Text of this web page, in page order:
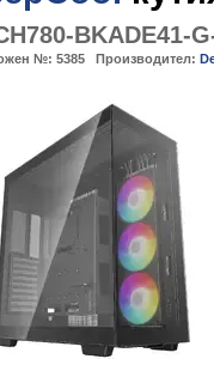
BKADE41-
№: 5385 Производител: